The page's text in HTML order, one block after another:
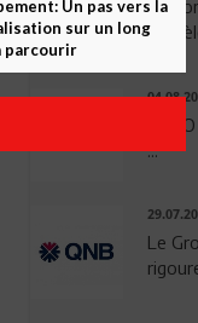
Un
...
Le
Un pas vers la
sur un long
parcourir